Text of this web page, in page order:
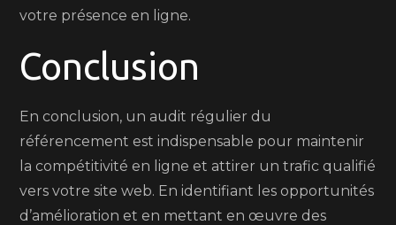
votre présence en ligne.
Conclusion
En conclusion, un audit régulier du
référencement est indispensable pour maintenir
la compétitivité en ligne et attirer un trafic qualifié
vers votre site web. En identifiant les opportunités
d’amélioration et en mettant en œuvre des